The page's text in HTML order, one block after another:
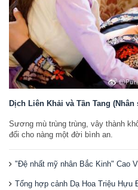
Dịch Liên Khải và Tần Tang
Sương mù trùng trùng, vây thành
đổi cho nàng một đời bình an.
"Đệ nhất mỹ nhân Bắc Kinh" Cao
Tổng hợp cảnh Dạ Hoa Triệu